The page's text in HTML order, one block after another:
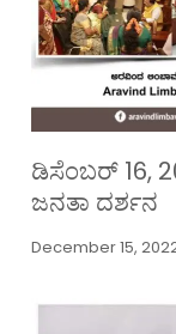
ಡಿಸೆಂಬರ್ 16,
ಜನತಾ ದರ್ಶನ
December 15,